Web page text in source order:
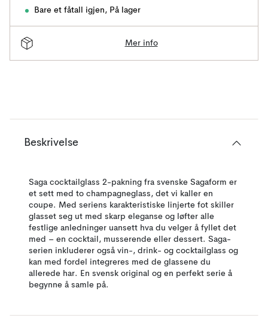
Bare et fåtall igjen, På lager
Mer info
Beskrivelse
Saga cocktailglass 2-pakning fra svenske Sagaform er
et sett med to champagneglass, det vi kaller en
coupe. Med seriens karakteristiske linjerte fot skiller
glasset seg ut med skarp eleganse og løfter alle
festlige anledninger uansett hva du velger å fyllet det
med – en cocktail, musserende eller dessert. Saga-
serien inkluderer også vin-, drink- og cocktailglass og
kan med fordel integreres med de glassene du
allerede har. En svensk original og en perfekt serie å
begynne å samle på.